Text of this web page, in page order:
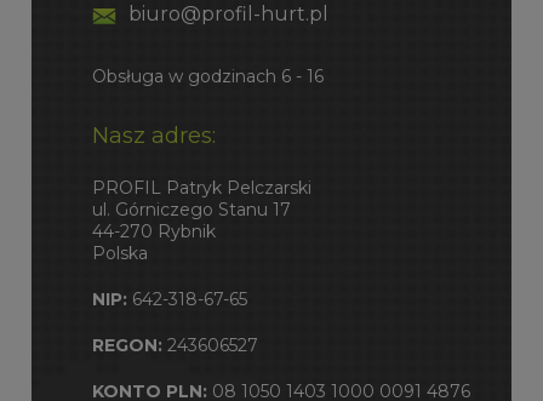
biuro@profil-hurt.pl
Obsługa w godzinach 6 - 16
Nasz adres:
PROFIL Patryk Pelczarski
ul. Górniczego Stanu 17
44-270 Rybnik
Polska
NIP: 642-318-67-65
REGON: 243606527
KONTO PLN: 08 1050 1403 1000 0091 4876